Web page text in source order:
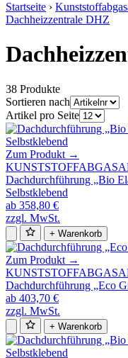
Startseite ›
Dachheizzentrale DHZ
38 Produkte
Sortieren nach
Artikel pro Seite
Zum Produkt →
Dachdurchführung „Bio
Selbstklebend
ab 358,80 €
zzgl. MwSt.
+ Warenkorb
Zum Produkt →
Dachdurchführung „Eco
ab 403,70 €
zzgl. MwSt.
+ Warenkorb